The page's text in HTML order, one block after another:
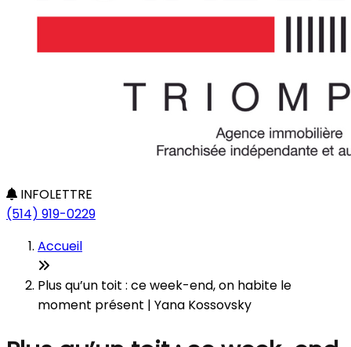
INFOLETTRE
(514) 919-0229
Accueil
Plus qu’un toit : ce week-end, on habite le
moment présent | Yana Kossovsky